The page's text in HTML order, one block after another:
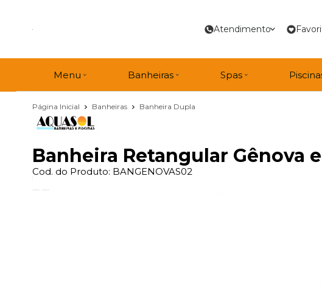
Atendimento
Menu Banheiras Spas
Página Inicial Banheiras Banheira Dupla
Banheira Retangular Gênova
Cod. do Produto: BANGENOVAS02